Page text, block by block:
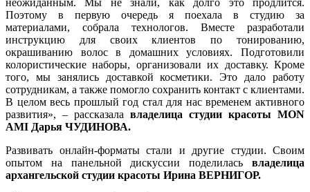
неожиданным. Мы не знали, как долго это продлится.
Поэтому в первую очередь я поехала в студию за
материалами, собрала технологов. Вместе разработали
инструкцию для своих клиентов по тонированию,
окрашиванию волос в домашних условиях. Подготовили
колористические наборы, организовали их доставку. Кроме
того, мы занялись доставкой косметики. Это дало работу
сотрудникам, а также помогло сохранить контакт с клиентами.
В целом весь прошлый год стал для нас временем активного
развития», – рассказала владелица студии красоты MON
AMI Дарья ЧУДИНОВА.
Развивать онлайн-форматы стали и другие студии. Своим
опытом на панельной дискуссии поделилась владелица
архангельской студии красоты Ирина ВЕРНИГОР.